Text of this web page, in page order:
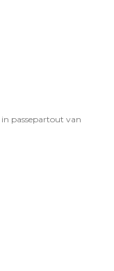
passepartout van